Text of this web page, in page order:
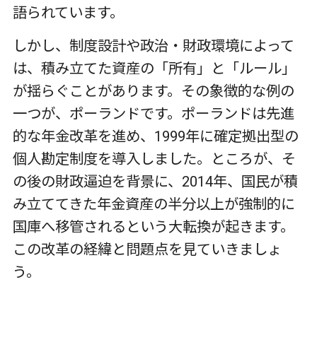
語られています。
しかし、制度設計や政治・財政環境によって
は、積み立てた資産の「所有」と「ルール」
が揺らぐことがあります。その象徴的な例の
一つが、ポーランドです。ポーランドは先進
的な年金改革を進め、 1999年に確定拠出型の
個人勘定制度を導入しました。ところが、そ
の後の財政逼迫を背景に、 2014年、国民が積
み立ててきた年金資産の半分以上が強制的に
国庫へ移管されるという大転換が起きます。
この改革の経緯と問題点を見ていきましょ
う。